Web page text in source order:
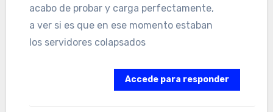
acabo de probar y carga perfectamente,
a ver si es que en ese momento estaban
los servidores colapsados
Accede para responder